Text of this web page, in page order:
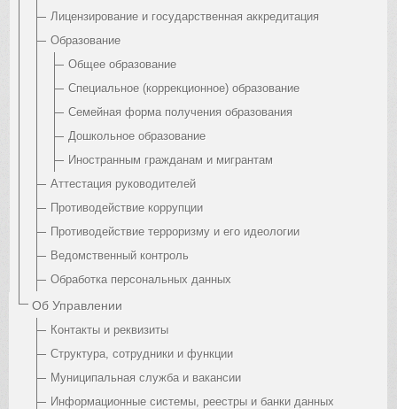
Лицензирование и государственная аккредитация
Образование
Общее образование
Специальное (коррекционное) образование
Семейная форма получения образования
Дошкольное образование
Иностранным гражданам и мигрантам
Аттестация руководителей
Противодействие коррупции
Противодействие терроризму и его идеологии
Ведомственный контроль
Обработка персональных данных
Об Управлении
Контакты и реквизиты
Структура, сотрудники и функции
Муниципальная служба и вакансии
Информационные системы, реестры и банки данных